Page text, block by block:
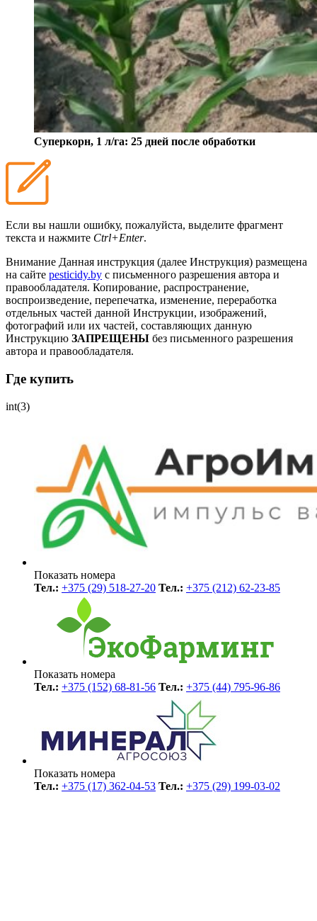
Суперкорн, 1 л/га: 25 дней после обработки
Если вы нашли ошибку, пожалуйста, выделите фрагмент
текста и нажмите Ctrl+Enter.
Внимание Данная инструкция (далее Инструкция) размещена
на сайте pesticidy.by с письменного разрешения автора и
правообладателя. Копирование, распространение,
воспроизведение, перепечатка, изменение, переработка
отдельных частей данной Инструкции, изображений,
фотографий или их частей, составляющих данную
Инструкцию ЗАПРЕЩЕНЫ без письменного разрешения
автора и правообладателя.
Где купить
int(3)
Показать номера
Тел.: +375 (29) 518-27-20 Тел.: +375 (212) 62-23-85
Показать номера
Тел.: +375 (152) 68-81-56 Тел.: +375 (44) 795-96-86
Показать номера
Тел.: +375 (17) 362-04-53 Тел.: +375 (29) 199-03-02